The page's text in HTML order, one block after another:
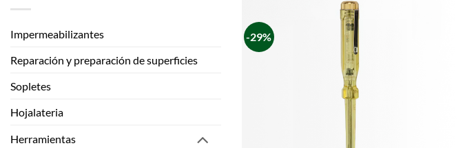
Impermeabilizantes
Reparación y preparación de superficies
Sopletes
Hojalateria
Herramientas
-29%